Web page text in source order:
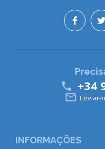
INFORMAÇÕES
 +34
 Enviar-